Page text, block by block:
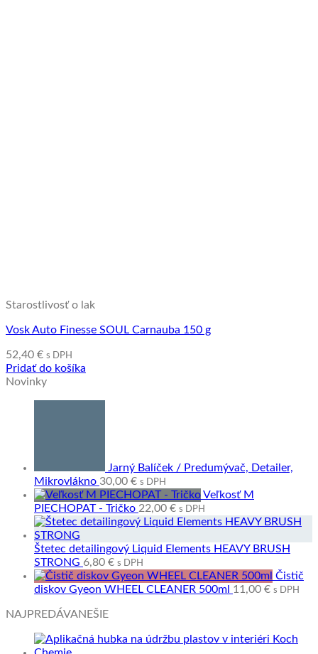
Starostlivosť o lak
Vosk Auto Finesse SOUL Carnauba 150 g
52,40 € s DPH
Pridať do košíka
Novinky
Jarný Balíček / Predumývač, Detailer,
Mikrovlákno 30,00 € s DPH
Veľkosť M
PIECHOPAT - Tričko 22,00 € s DPH
Štetec detailingový Liquid Elements HEAVY BRUSH
STRONG 6,80 € s DPH
Čistič
diskov Gyeon WHEEL CLEANER 500ml 11,00 € s DPH
NAJPREDÁVANEŠIE